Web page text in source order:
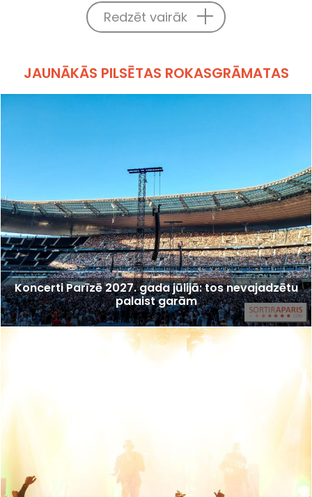
Redzēt vairāk
JAUNĀKĀS PILSĒTAS ROKASGRĀMATAS
Koncerti Parīzē 2027. gada jūlijā: tos nevajadzētu
palaist garām